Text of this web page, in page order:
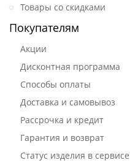
Товары со скидками
Покупателям
Акции
Дисконтная программа
Способы оплаты
Доставка и самовывоз
Рассрочка и кредит
Гарантия и возврат
Статус изделия в сервисе